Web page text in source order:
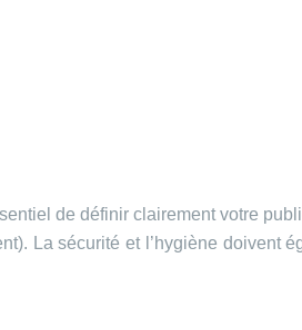
de définir clairement votre
La sécurité et l’hygiène doivent